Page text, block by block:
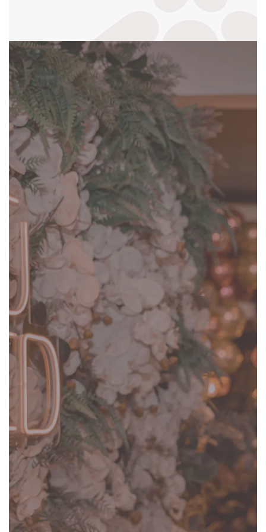
Farhat, 169 - Bairro dos Fincos Riacho
- São Bernardo do Campo/SP
41017490
|5511972494764
O Recanto
Estrutura